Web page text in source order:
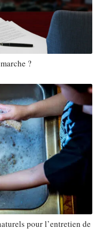
?
pour l’entretien de